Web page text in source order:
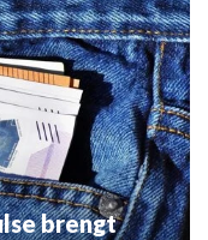
brengt